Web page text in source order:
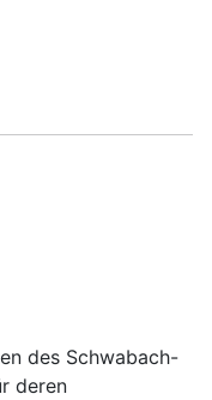
des Schwabach-
deren